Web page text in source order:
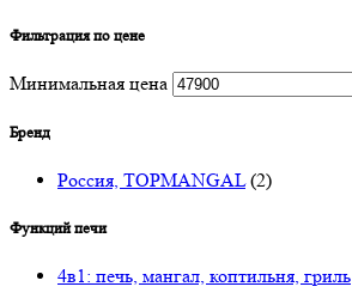
Фильтрация по цене
Минимальная цена
Бренд
Россия, TOPMANGAL (2)
Функций печи
4в1: печь, мангал, коптильня, гриль